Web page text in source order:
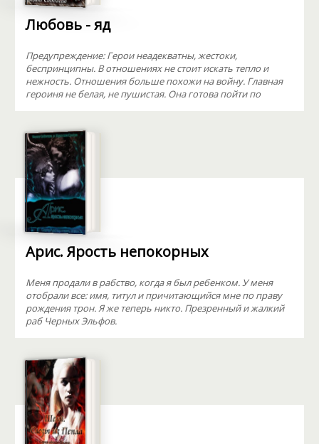
Любовь - яд
Предупреждение: Герои неадекватны, жестоки,
беспринципны. В отношениях не стоит искать тепло и
нежность. Отношения больше похожи на войну. Главная
героиня не белая, не пушистая. Она готова пойти по
Арис. Ярость непокорных
Меня продали в рабство, когда я был ребенком. У меня
отобрали все: имя, титул и причитающийся мне по праву
рождения трон. Я же теперь никто. Презренный и жалкий
раб Черных Эльфов.